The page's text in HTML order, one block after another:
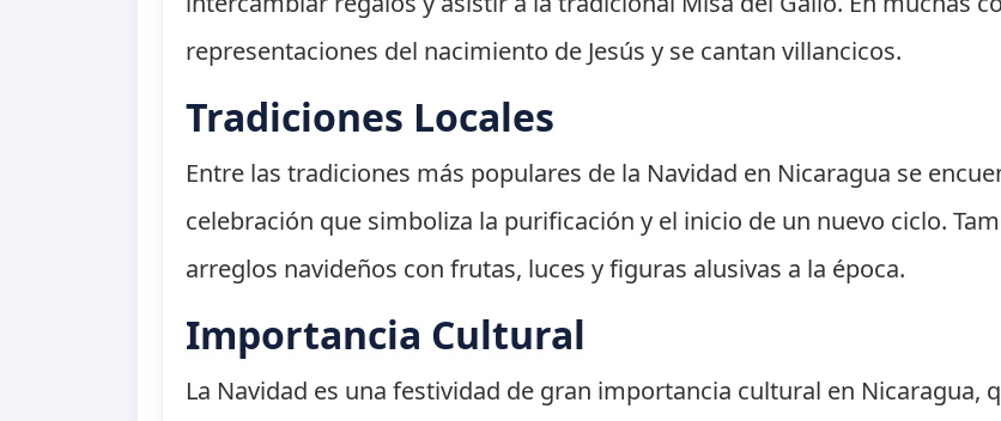
representaciones del nacimiento de Jesús y se cantan villancicos.
Tradiciones Locales
Entre las tradiciones más populares de la Navidad en Nicaragua se
celebración que simboliza la purificación y el inicio de un nuevo ciclo.
arreglos navideños con frutas, luces y figuras alusivas a la época.
Importancia Cultural
La Navidad es una festividad de gran importancia cultural en Nicaragua,